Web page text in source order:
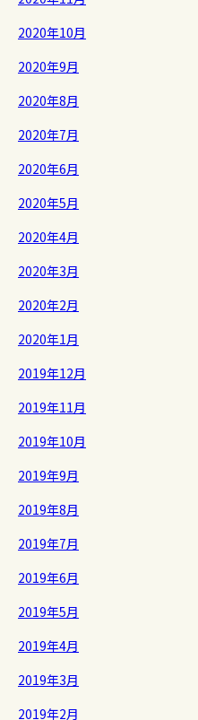
2020年10月
2020年9月
2020年8月
2020年7月
2020年6月
2020年5月
2020年4月
2020年3月
2020年2月
2020年1月
2019年12月
2019年11月
2019年10月
2019年9月
2019年8月
2019年7月
2019年6月
2019年5月
2019年4月
2019年3月
2019年2月